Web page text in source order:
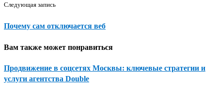
Следующая запись
Почему сам отключается веб
Вам также может понравиться
Продвижение в соцсетях Москвы: ключевые стратегии и
услуги агентства Double